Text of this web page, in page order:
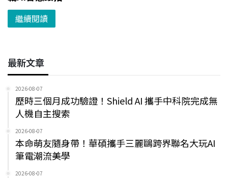
繼續閱讀
最新文章
2026-08-07
歷時三個月成功驗證！Shield AI 攜手中科院完成無
人機自主搜索
2026-08-07
本命萌友隨身帶！華碩攜手三麗鷗跨界聯名大玩AI
筆電潮流美學
2026-08-07